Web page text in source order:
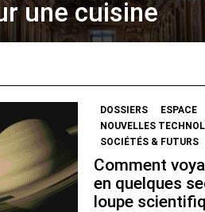
une cuisine
DOSSIERS ESPACE
NOUVELLES
SOCIÉTÉS & FUTURS
Comment
en quelques
loupe